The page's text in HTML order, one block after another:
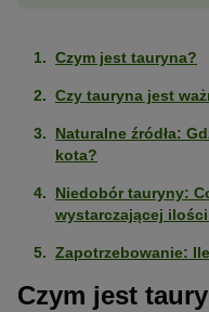
Czym jest tauryna?
Czy tauryna jest
Naturalne źródła:
kota?
Niedobór tauryny:
wystarczającej
Zapotrzebowanie:
Czym jest